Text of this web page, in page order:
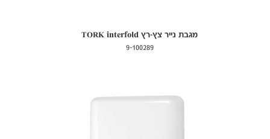
מגבת נייר צץ-רץ TORK interfold
9-100289